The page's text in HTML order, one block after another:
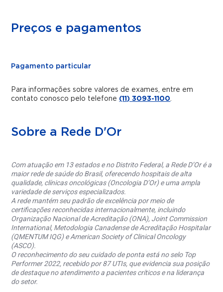
Preços e pagamentos
Pagamento particular
Para informações sobre valores de exames, entre em
contato conosco pelo telefone (11) 3093-1100.
Sobre a Rede D'Or
Com atuação em 13 estados e no Distrito Federal, a Rede D’Or é a
maior rede de saúde do Brasil, oferecendo hospitais de alta
qualidade, clínicas oncológicas (Oncologia D’Or) e uma ampla
variedade de serviços especializados.
A rede mantém seu padrão de excelência por meio de
certificações reconhecidas internacionalmente, incluindo
Organização Nacional de Acreditação (ONA), Joint Commission
International, Metodologia Canadense de Acreditação Hospitalar
(QMENTUM IQG) e American Society of Clinical Oncology
(ASCO).
O reconhecimento do seu cuidado de ponta está no selo Top
Performer 2022, recebido por 87 UTIs, que evidencia sua posição
de destaque no atendimento a pacientes críticos e na liderança
do setor.